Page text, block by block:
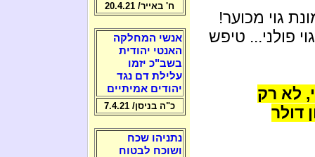
גוי מכוער!
פולני... טיפש
לא רק
מהם 25 מיליון דולר
ח' באייר/ 20.4.21
אנשי המחלקה
האנטי יהודית
בשב"כ יזמו
עלילת דם נגד
יהודים אמיתיים
כ"ה בניסן/ 7.4.21
נתניהו שכח
ושוכח לבטוח